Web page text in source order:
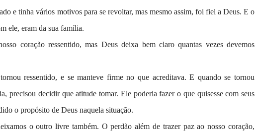
e tinha vários motivos para se revoltar, mas mesmo assim, foi fiel a Deus. E o
ele, eram da sua família.
coração ressentido, mas Deus deixa bem claro quantas vezes devemos
ressentido, e se manteve firme no que acreditava. E quando se tornou
precisou decidir que atitude tomar. Ele poderia fazer o que quisesse com seus
o propósito de Deus naquela situação.
o outro livre também. O perdão além de trazer paz ao nosso coração,